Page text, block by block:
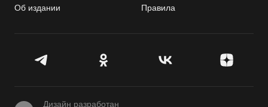
Об издании Правила